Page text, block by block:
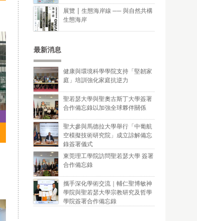
展覽 | 生態海岸線 ── 與自然共構
生態海岸
最新消息
健康與環境科學學院支持「堅韌家
庭」培訓強化家庭抗逆力
聖若瑟大學與聖奧古斯丁大學簽署
合作備忘錄以加強全球夥伴關係
聖大參與馬德拉大學舉行「中葡航
空模擬技術研究院」成立諒解備忘
錄簽署儀式
東莞理工學院訪問聖若瑟大學 簽署
合作備忘錄
攜手深化學術交流｜輔仁聖博敏神
學院與聖若瑟大學宗教研究及哲學
學院簽署合作備忘錄